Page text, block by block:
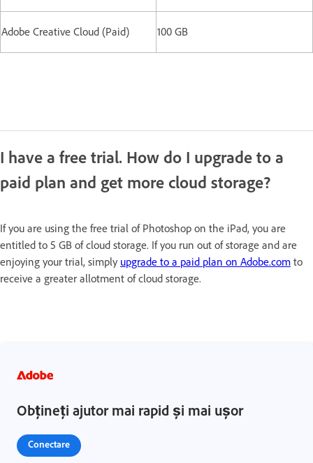
Adobe Creative Cloud (Paid) 100 GB
I have a free trial. How do I upgrade to a
paid plan and get more cloud storage?
If you are using the free trial of Photoshop on the iPad, you are
entitled to 5 GB of cloud storage. If you run out of storage and are
enjoying your trial, simply upgrade to a paid plan on Adobe.com to
receive a greater allotment of cloud storage.
Obțineți ajutor mai rapid și mai ușor
Conectare